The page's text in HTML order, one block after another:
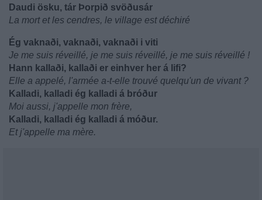
Daudi ösku, tár Þorpið svöðusár
La mort et les cendres, le village est déchiré
Ég vaknaði, vaknaði, vaknaði i viti
Je me suis réveillé, je me suis réveillé, je me suis réveillé !
Hann kallaði, kallaði er einhver her á lifi?
Elle a appelé, l'armée a-t-elle trouvé quelqu'un de vivant ?
Kalladi, kalladi ég kalladi á bróður
Moi aussi, j'appelle mon frère,
Kalladi, kalladi ég kalladi á móður.
Et j'appelle ma mère.